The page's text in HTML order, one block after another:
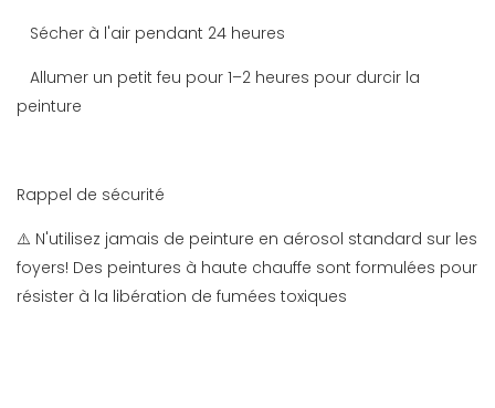
Sécher à l'air pendant 24 heures
Allumer un petit feu pour 1–2 heures pour durcir la
peinture
Rappel de sécurité
⚠️ N'utilisez jamais de peinture en aérosol standard sur les
foyers! Des peintures à haute chauffe sont formulées pour
résister à la libération de fumées toxiques